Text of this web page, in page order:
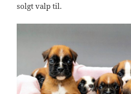
solgt valp til.